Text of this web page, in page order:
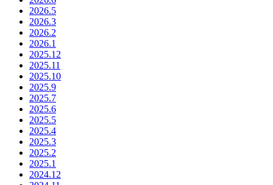
2026.5
2026.3
2026.2
2026.1
2025.12
2025.11
2025.10
2025.9
2025.7
2025.6
2025.5
2025.4
2025.3
2025.2
2025.1
2024.12